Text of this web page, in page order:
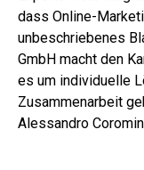
dass Online-
unbeschriebenes
GmbH macht den
es um individuelle
Zusammenarbeit
Alessandro